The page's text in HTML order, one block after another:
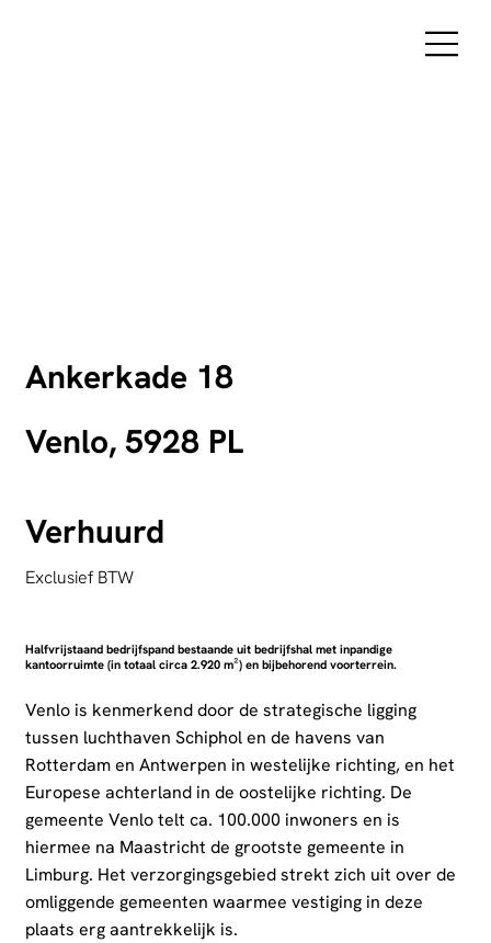
Ankerkade 18
Venlo, 5928 PL
Verhuurd
Exclusief BTW
Halfvrijstaand bedrijfspand bestaande uit bedrijfshal met inpandige
kantoorruimte (in totaal circa 2.920 m²) en bijbehorend voorterrein.
Venlo is kenmerkend door de strategische ligging
tussen luchthaven Schiphol en de havens van
Rotterdam en Antwerpen in westelijke richting, en het
Europese achterland in de oostelijke richting. De
gemeente Venlo telt ca. 100.000 inwoners en is
hiermee na Maastricht de grootste gemeente in
Limburg. Het verzorgingsgebied strekt zich uit over de
omliggende gemeenten waarmee vestiging in deze
plaats erg aantrekkelijk is.